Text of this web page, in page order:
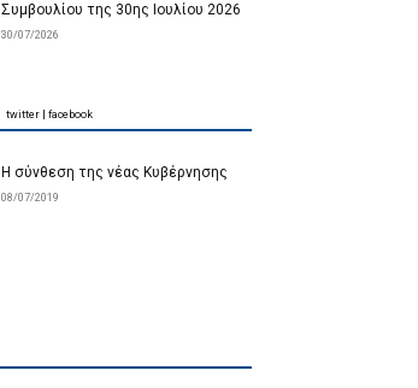
Συμβουλίου της 30ης Ιουλίου 2026
30/07/2026
Η σύνθεση της νέας Κυβέρνησης
08/07/2019
twitter facebook